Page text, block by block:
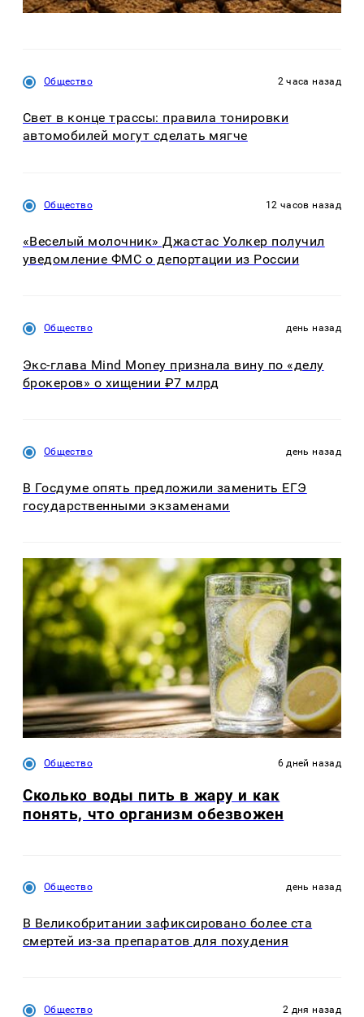
Общество 2 часа назад
Свет в конце трассы: правила тонировки
автомобилей могут сделать мягче
Общество 12 часов назад
«Веселый молочник» Джастас Уолкер получил
уведомление ФМС о депортации из России
Общество день назад
Экс-глава Mind Money признала вину по «делу
брокеров» о хищении ₽7 млрд
Общество день назад
В Госдуме опять предложили заменить ЕГЭ
государственными экзаменами
Общество 6 дней назад
Сколько воды пить в жару и как
понять, что организм обезвожен
Общество день назад
В Великобритании зафиксировано более ста
смертей из-за препаратов для похудения
Общество 2 дня назад